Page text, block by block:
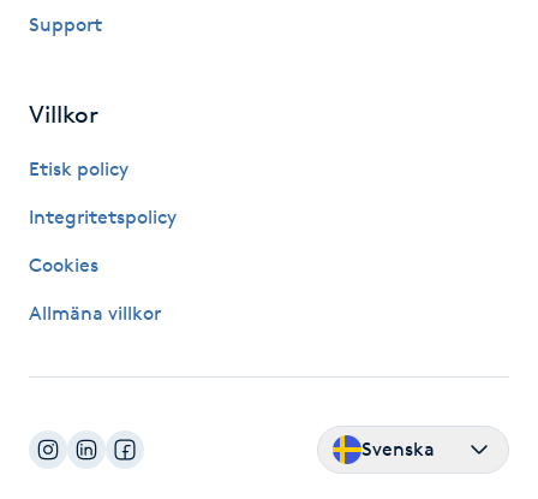
Gua Sha-massage
Hatha Yoga
Headspa
Herrklippning
HIFU
Hollywood Peel
Support
Villkor
Etisk policy
Integritetspolicy
Cookies
Allmäna villkor
Svenska